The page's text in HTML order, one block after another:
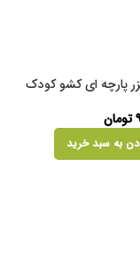
پارچه ای کشو کودک
تومان
به سبد خرید